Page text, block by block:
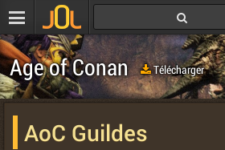
Age of Conan Télécharger
AoC Guildes